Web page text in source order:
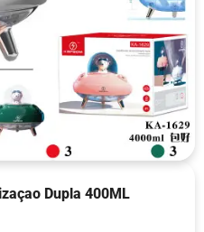
Dupla 400ML